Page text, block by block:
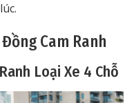
Cam Ranh
Loại Xe 4 Chỗ